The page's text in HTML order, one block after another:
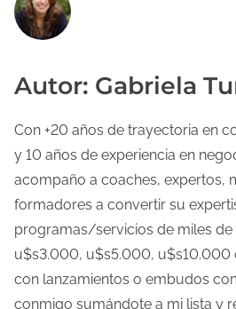
Autor: Gabriela
Con +20 años de trayectoria en
y 10 años de experiencia en
acompaño a coaches, expertos,
formadores a convertir su
programas/servicios de miles
u$s3.000, u$s5.000, u$s10.000
con lanzamientos o embudos
conmigo sumándote a mi lista y